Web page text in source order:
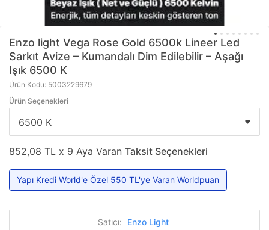
Enzo light Vega Rose Gold 6500k Lineer Led
Sarkıt Avize – Kumandalı Dim Edilebilir – Aşağı
Işık 6500 K
Ürün Kodu: 5003229679
Ürün Seçenekleri
852,08 TL x 9 Aya Varan Taksit Seçenekleri
Yapı Kredi World'e Özel 550 TL'ye Varan Worldpuan
Satıcı: Enzo Light